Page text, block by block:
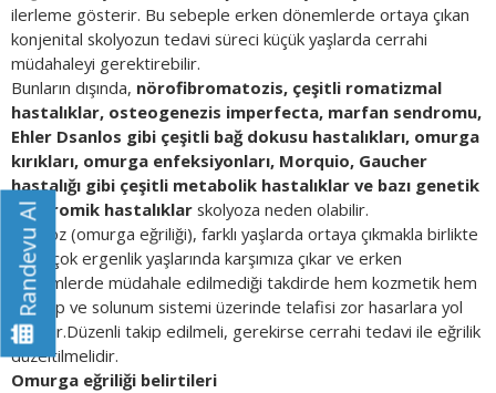
ilerleme gösterir. Bu sebeple erken dönemlerde ortaya çıkan
konjenital skolyozun tedavi süreci küçük yaşlarda cerrahi
müdahaleyi gerektirebilir.
Bunların dışında, nörofibromatozis, çeşitli romatizmal
hastalıklar, osteogenezis imperfecta, marfan sendromu,
Ehler Dsanlos gibi çeşitli bağ dokusu hastalıkları, omurga
kırıkları, omurga enfeksiyonları, Morquio, Gaucher
hastalığı gibi çeşitli metabolik hastalıklar ve bazı genetik
sendromik hastalıklar skolyoza neden olabilir.
Skolyoz (omurga eğriliği), farklı yaşlarda ortaya çıkmakla birlikte
daha çok ergenlik yaşlarında karşımıza çıkar ve erken
dönemlerde müdahale edilmediği takdirde hem kozmetik hem
de kalp ve solunum sistemi üzerinde telafisi zor hasarlara yol
açabilir.Düzenli takip edilmeli, gerekirse cerrahi tedavi ile eğrilik
düzeltilmelidir.
Omurga eğriliği belirtileri
Randevu Al